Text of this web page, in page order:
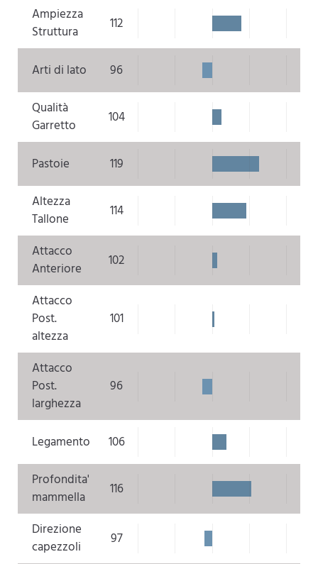
Ampiezza
Struttura
112
Arti di lato
96
Qualità
Garretto
104
Pastoie
119
Altezza
Tallone
114
Attacco
Anteriore
102
Attacco
Post.
altezza
101
Attacco
Post.
larghezza
96
Legamento
106
Profondita'
mammella
116
Direzione
capezzoli
97